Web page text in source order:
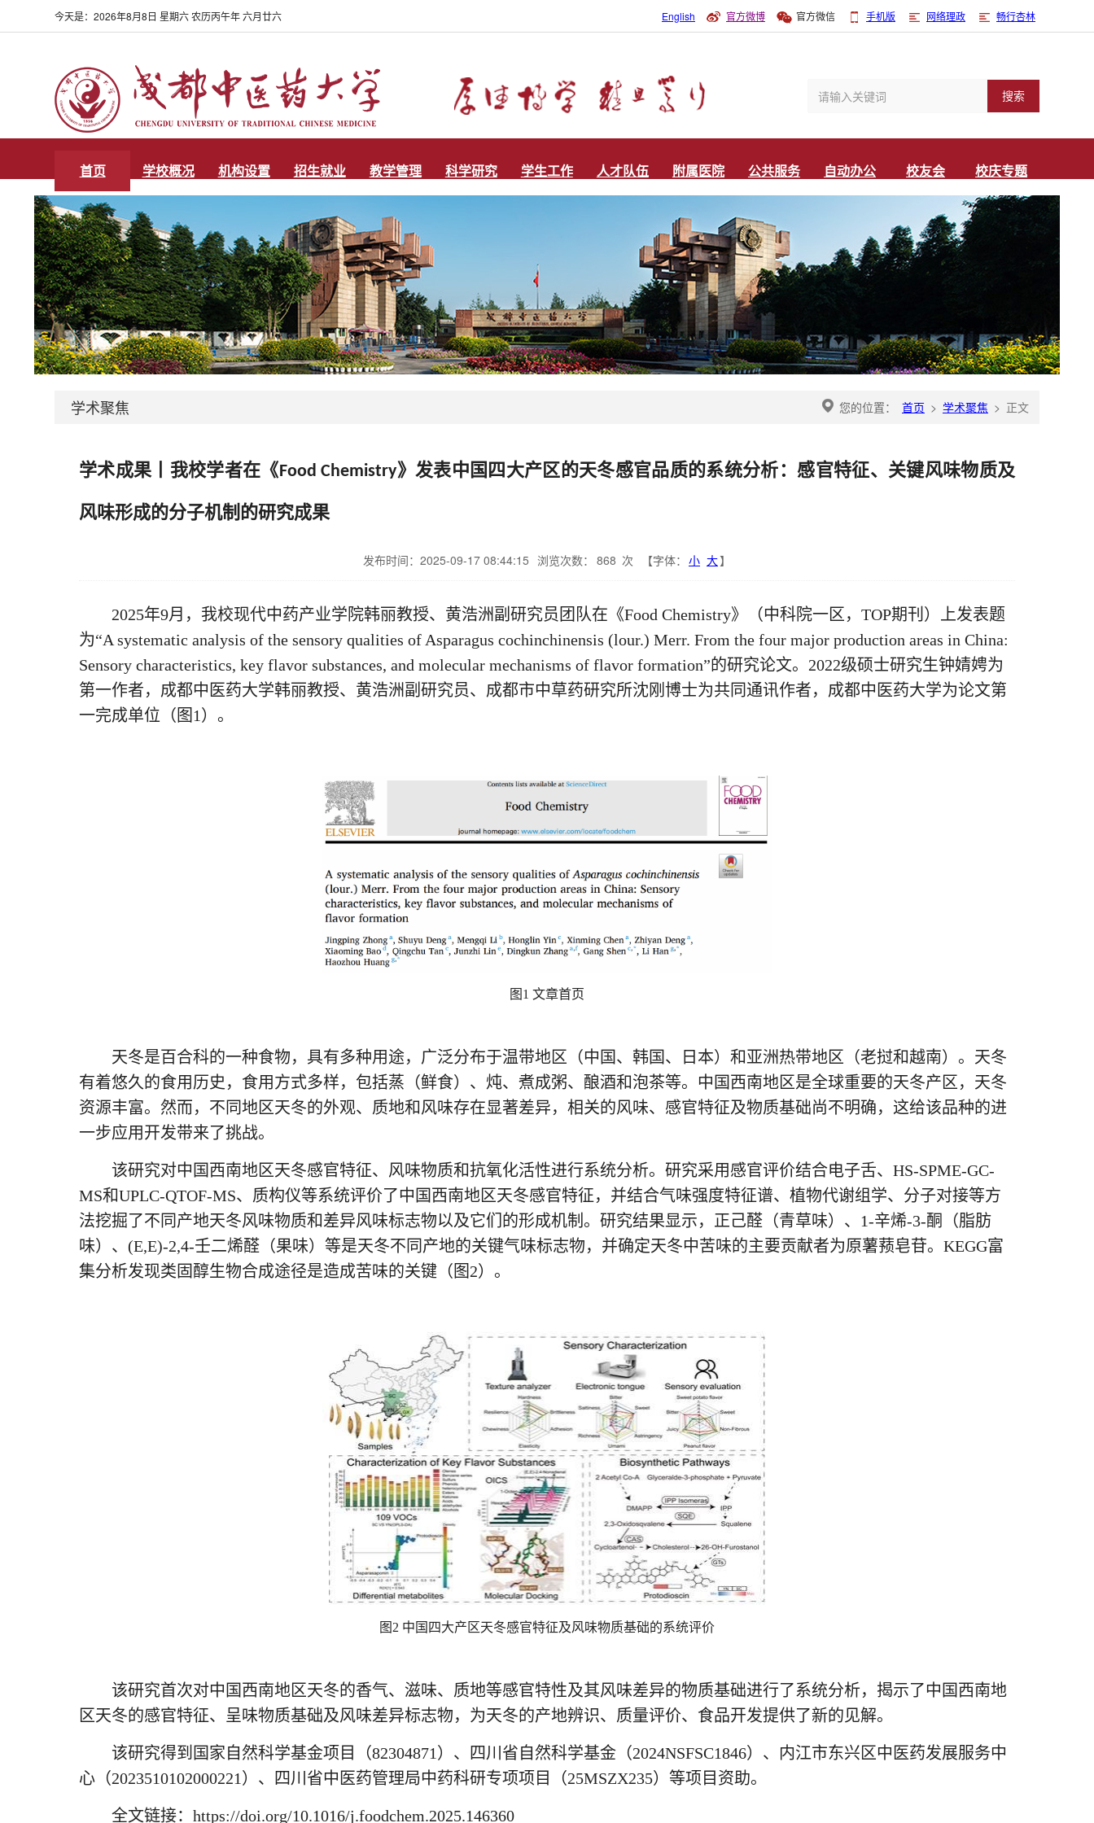
English 官方微博 官方微信 手机版 网络理政 畅行杏林
今天是： 2026年8月8日 星期六 农历丙午年 六月廿六
搜索
首页 学校概况 机构设置 招生就业 教学管理 科学研究 学生工作 人才队伍 附属医院 公共服务 自动办公 校友会 校庆专题
您的位置： 首页 > 学术聚焦 > 正文
学术聚焦
学术成果丨我校学者在《Food Chemistry》发表中国四大产区的天冬感官品质的系统分析：感官特征、关键风味物质及
风味形成的分子机制的研究成果
发布时间：2025-09-17 08:44:15 浏览次数： 868 次 【字体： 小 大】
2025年9月，我校现代中药产业学院韩丽教授、黄浩洲副研究员团队在《Food Chemistry》（中科院一区，TOP期刊）上发表题
为“A systematic analysis of the sensory qualities of Asparagus cochinchinensis (lour.) Merr. From the four major production areas in China:
Sensory characteristics, key flavor substances, and molecular mechanisms of flavor formation”的研究论文。2022级硕士研究生钟婧娉为
第一作者，成都中医药大学韩丽教授、黄浩洲副研究员、成都市中草药研究所沈刚博士为共同通讯作者，成都中医药大学为论文第
一完成单位（图1）。
图 1 文章首页
天冬是百合科的一种食物，具有多种用途，广泛分布于温带地区（中国、韩国、日本）和亚洲热带地区（老挝和越南）。天冬
有着悠久的食用历史，食用方式多样，包括蒸（鲜食）、炖、煮成粥、酿酒和泡茶等。中国西南地区是全球重要的天冬产区，天冬
资源丰富。然而，不同地区天冬的外观、质地和风味存在显著差异，相关的风味、感官特征及物质基础尚不明确，这给该品种的进
一步应用开发带来了挑战。
该研究对中国西南地区天冬感官特征、风味物质和抗氧化活性进行系统分析。研究采用感官评价结合电子舌、HS-SPME-GC-
MS和UPLC-QTOF-MS、质构仪等系统评价了中国西南地区天冬感官特征，并结合气味强度特征谱、植物代谢组学、分子对接等方
法挖掘了不同产地天冬风味物质和差异风味标志物以及它们的形成机制。研究结果显示，正己醛（青草味）、1-辛烯-3-酮（脂肪
味）、(E,E)-2,4-壬二烯醛（果味）等是天冬不同产地的关键气味标志物，并确定天冬中苦味的主要贡献者为原薯蓣皂苷。KEGG富
集分析发现类固醇生物合成途径是造成苦味的关键（图2）。
图 2 中国四大产区天冬感官特征及风味物质基础的系统评价
该研究首次对中国西南地区天冬的香气、滋味、质地等感官特性及其风味差异的物质基础进行了系统分析，揭示了中国西南地
区天冬的感官特征、呈味物质基础及风味差异标志物，为天冬的产地辨识、质量评价、食品开发提供了新的见解。
该研究得到国家自然科学基金项目（82304871）、四川省自然科学基金（2024NSFSC1846）、内江市东兴区中医药发展服务中
心（2023510102000221）、四川省中医药管理局中药科研专项项目（25MSZX235）等项目资助。
全文链接：https://doi.org/10.1016/j.foodchem.2025.146360